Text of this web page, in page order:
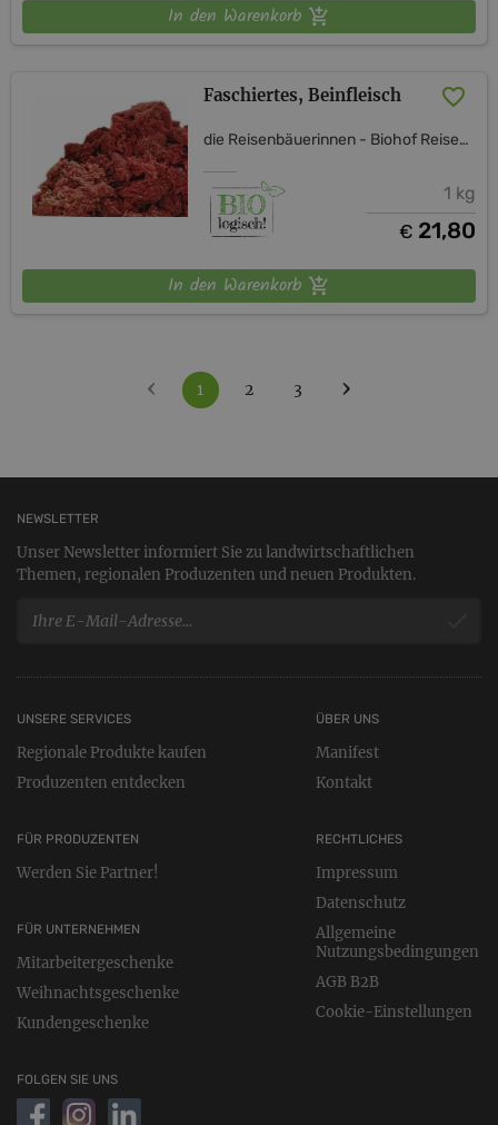
In den Warenkorb
Faschiertes, Beinfleisch
die Reisenbäuerinnen - Biohof Reisenbauer
1 kg
€ 21,80
In den Warenkorb
‹ 1 2 3 ›
NEWSLETTER
Unser Newsletter informiert Sie zu landwirtschaftlichen
Themen, regionalen Produzenten und neuen Produkten.
UNSERE SERVICES
Regionale Produkte kaufen
Produzenten entdecken
FÜR PRODUZENTEN
Werden Sie Partner!
FÜR UNTERNEHMEN
Mitarbeitergeschenke
Weihnachtsgeschenke
Kundengeschenke
RECHTLICHES
Impressum
Datenschutz
Allgemeine
Nutzungsbedingungen
AGB B2B
Cookie-Einstellungen
ÜBER UNS
Manifest
Kontakt
FOLGEN SIE UNS